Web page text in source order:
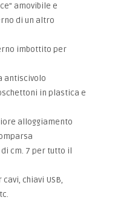
amovibile e
di un altro
imbottito per
antiscivolo
in plastica e
alloggiamento
cm. 7 per tutto il
chiavi USB,